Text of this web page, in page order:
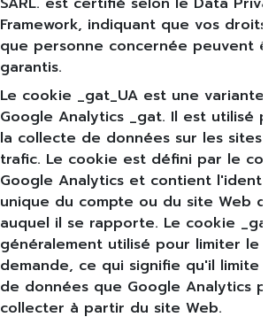
Framework, indiquant que vos droits
que personne concernée peuvent
garantis.
Le cookie _gat_UA est une variante
Google Analytics _gat. Il est utilisé
la collecte de données sur les sites
trafic. Le cookie est défini par le
Google Analytics et contient
unique du compte ou du site Web
auquel il se rapporte. Le cookie
généralement utilisé pour limiter le
demande, ce qui signifie qu'il limite
de données que Google Analytics
collecter à partir du site Web.